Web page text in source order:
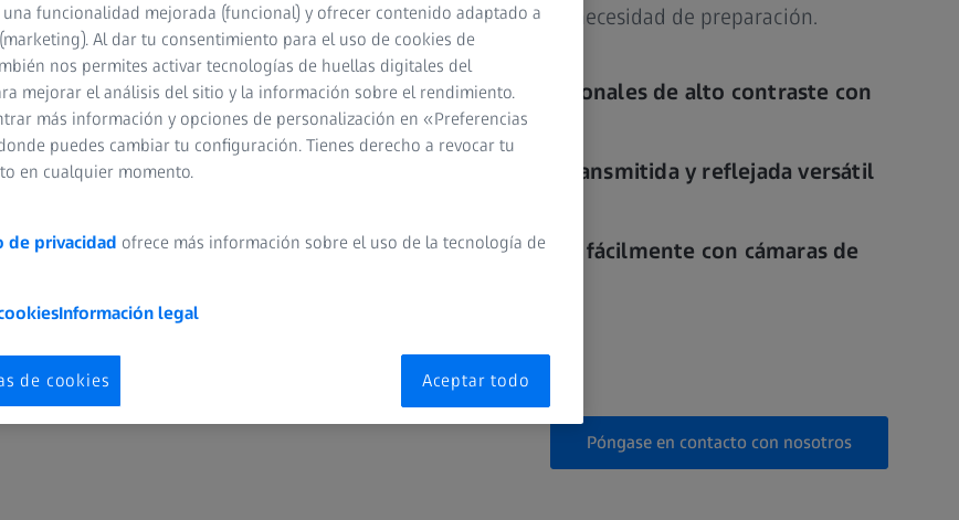
ejemplares en su estado natural, sin necesidad de preparación.
Experimente vistas tridimensionales de alto contraste con
precisión.
Disfrute de una iluminación transmitida y reflejada versátil
Capture y comparta imágenes fácilmente con cámaras de
Póngase en contacto con nosotros
funcionalidad mejorada (funcional) y ofrecer contenido adaptado a
Al dar tu consentimiento para el uso de cookies de
nos permites activar tecnologías de huellas digitales del
mejorar el análisis del sitio y la información sobre el rendimiento.
más información y opciones de personalización en «Preferencias
puedes cambiar tu configuración. Tienes derecho a revocar tu
en cualquier momento.
de privacidad ofrece más información sobre el uso de la tecnología de
Información legal
de cookies Aceptar todo